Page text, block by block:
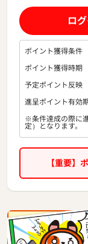
ロ
ポイント獲得条件
ポイント獲得時期
予定ポイント反映
進呈ポイント有効
※条件達成の際に
定）となります。
【重要】